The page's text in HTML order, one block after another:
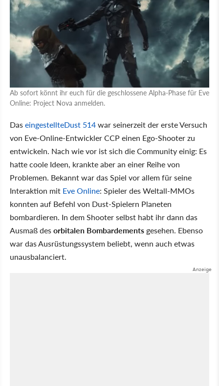
Ab sofort könnt ihr euch für die geschlossene Alpha-Phase für Eve
Online: Project Nova anmelden.
DaseingestellteDust 514war seinerzeit der erste Versuch
von Eve-Online-Entwickler CCP einen Ego-Shooter zu
entwickeln. Nach wie vor ist sich die Community einig: Es
hatte coole Ideen, krankte aber an einer Reihe von
Problemen. Bekannt war das Spiel vor allem für seine
Interaktion mit Eve Online: Spieler des Weltall-MMOs
konnten auf Befehl von Dust-Spielern Planeten
bombardieren. In dem Shooter selbst habt ihr dann das
Ausmaß desorbitalen Bombardements gesehen. Ebenso
war das Ausrüstungssystem beliebt, wenn auch etwas
unausbalanciert.